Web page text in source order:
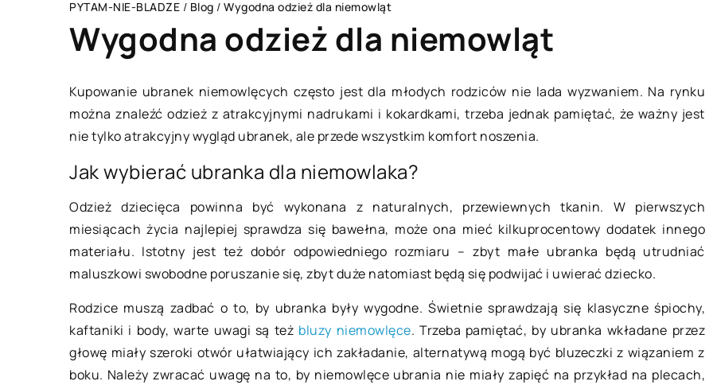
PYTAM-NIE-BLADZE / Blog / Wygodna odzież dla niemowląt
Wygodna odzież dla niemowląt
Kupowanie ubranek niemowlęcych często jest dla młodych rodziców nie lada wyzwaniem. Na rynku
można znaleźć odzież z atrakcyjnymi nadrukami i kokardkami, trzeba jednak pamiętać, że ważny jest
nie tylko atrakcyjny wygląd ubranek, ale przede wszystkim komfort noszenia.
Jak wybierać ubranka dla niemowlaka?
Odzież dziecięca powinna być wykonana z naturalnych, przewiewnych tkanin. W pierwszych
miesiącach życia najlepiej sprawdza się bawełna, może ona mieć kilkuprocentowy dodatek innego
materiału. Istotny jest też dobór odpowiedniego rozmiaru – zbyt małe ubranka będą utrudniać
maluszkowi swobodne poruszanie się, zbyt duże natomiast będą się podwijać i uwierać dziecko.
Rodzice muszą zadbać o to, by ubranka były wygodne. Świetnie sprawdzają się klasyczne śpiochy,
kaftaniki i body, warte uwagi są też bluzy niemowlęce. Trzeba pamiętać, by ubranka wkładane przez
głowę miały szeroki otwór ułatwiający ich zakładanie, alternatywą mogą być bluzeczki z wiązaniem z
boku. Należy zwracać uwagę na to, by niemowlęce ubrania nie miały zapięć na przykład na plecach,
motywację
LAJFSTAJL
Jak stworzyć dziecku dobre
warunki do zaśnięcia?
LAJFSTAJL
Jak zaplanować weekend w
Łódź jest idealnym miejscem na